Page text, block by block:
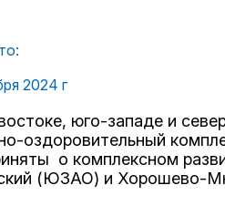
2024 г
юго-западе и
оздоровительный
о комплексном
(ЮЗАО) и Хорошево-